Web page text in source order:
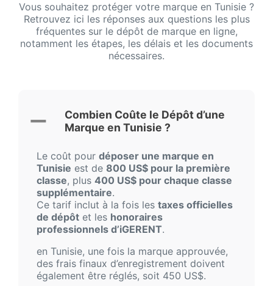
Vous souhaitez protéger votre marque en Tunisie ?
Retrouvez ici les réponses aux questions les plus
fréquentes sur le dépôt de marque en ligne,
notamment les étapes, les délais et les documents
nécessaires.
Combien Coûte le Dépôt d’une
Marque en Tunisie ?
Le coût pour déposer une marque en
Tunisie est de 800 US$ pour la première
classe, plus 400 US$ pour chaque classe
supplémentaire.
Ce tarif inclut à la fois les taxes officielles
de dépôt et les honoraires
professionnels d’iGERENT.
en Tunisie, une fois la marque approuvée,
des frais finaux d’enregistrement doivent
également être réglés, soit 450 US$.